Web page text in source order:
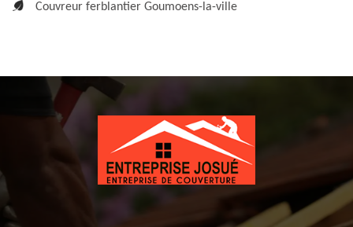
Couvreur ferblantier Goumoens-la-ville